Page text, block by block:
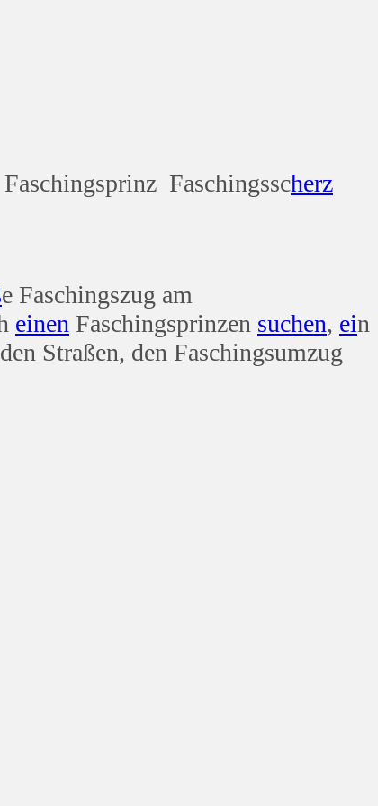
Faschingsscherz
e Faschingszug am
einen Faschingsprinzen suchen, ein
Straßen, den Faschingsumzug